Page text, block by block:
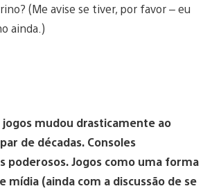
(Me avise se tiver, por favor – eu
ainda.)
jogos mudou drasticamente ao
de décadas. Consoles
poderosos.Jogos como uma forma
mídia (ainda com a discussão de se